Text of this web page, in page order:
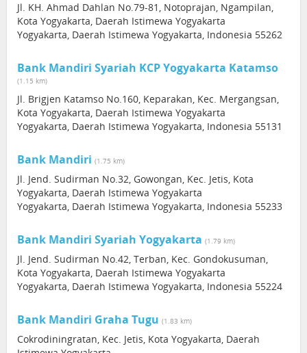
Jl. KH. Ahmad Dahlan No.79-81, Notoprajan, Ngampilan,
Kota Yogyakarta, Daerah Istimewa Yogyakarta
Yogyakarta, Daerah Istimewa Yogyakarta, Indonesia 55262
Bank Mandiri Syariah KCP Yogyakarta Katamso
(1.15 km)
Jl. Brigjen Katamso No.160, Keparakan, Kec. Mergangsan,
Kota Yogyakarta, Daerah Istimewa Yogyakarta
Yogyakarta, Daerah Istimewa Yogyakarta, Indonesia 55131
Bank Mandiri (1.75 km)
Jl. Jend. Sudirman No.32, Gowongan, Kec. Jetis, Kota
Yogyakarta, Daerah Istimewa Yogyakarta
Yogyakarta, Daerah Istimewa Yogyakarta, Indonesia 55233
Bank Mandiri Syariah Yogyakarta (1.79 km)
Jl. Jend. Sudirman No.42, Terban, Kec. Gondokusuman,
Kota Yogyakarta, Daerah Istimewa Yogyakarta
Yogyakarta, Daerah Istimewa Yogyakarta, Indonesia 55224
Bank Mandiri Graha Tugu (1.83 km)
Cokrodiningratan, Kec. Jetis, Kota Yogyakarta, Daerah